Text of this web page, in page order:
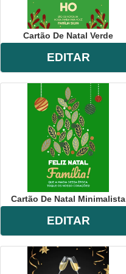
Cartão De Natal Verde
EDITAR
Cartão De Natal Minimalista
EDITAR